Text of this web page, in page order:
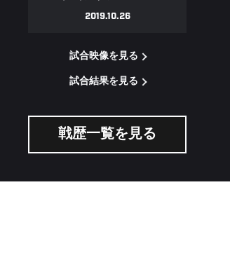
2019.10.26
試合映像を見る
試合結果を見る
戦歴一覧を見る